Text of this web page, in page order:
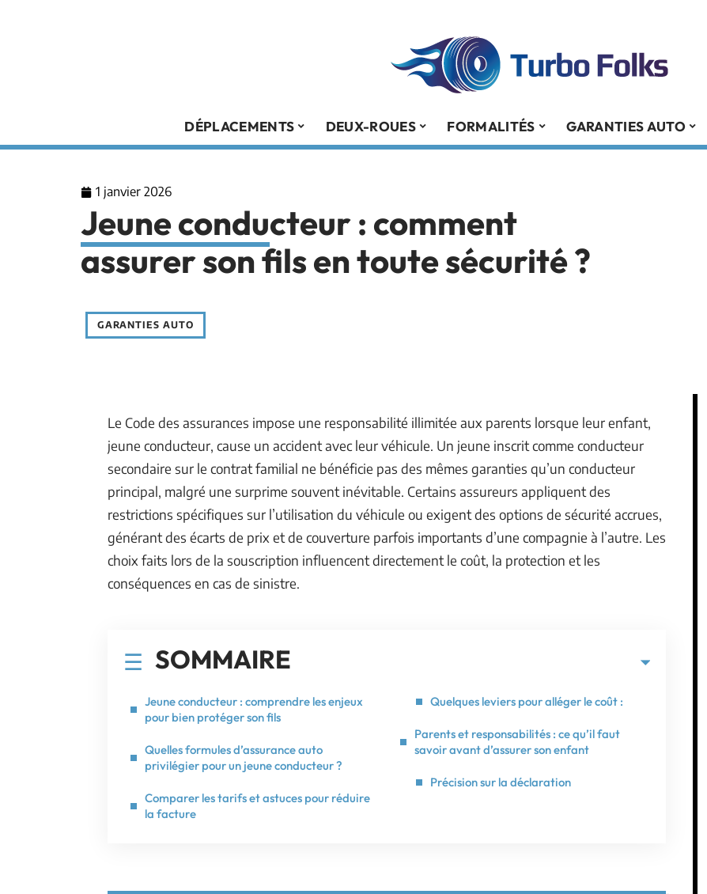
DÉPLACEMENTS DEUX-ROUES FORMALITÉS GARANTIES AUTO
1 janvier 2026
Jeune conducteur : comment
assurer son fils en toute sécurité ?
GARANTIES AUTO
Le Code des assurances impose une responsabilité illimitée aux parents lorsque leur enfant,
jeune conducteur, cause un accident avec leur véhicule. Un jeune inscrit comme conducteur
secondaire sur le contrat familial ne bénéficie pas des mêmes garanties qu’un conducteur
principal, malgré une surprime souvent inévitable. Certains assureurs appliquent des
restrictions spécifiques sur l’utilisation du véhicule ou exigent des options de sécurité accrues,
générant des écarts de prix et de couverture parfois importants d’une compagnie à l’autre. Les
choix faits lors de la souscription influencent directement le coût, la protection et les
conséquences en cas de sinistre.
SOMMAIRE
Jeune conducteur : comprendre les enjeux
pour bien protéger son fils
Quelles formules d’assurance auto
privilégier pour un jeune conducteur ?
Comparer les tarifs et astuces pour réduire
la facture
Quelques leviers pour alléger le coût :
Parents et responsabilités : ce qu’il faut
savoir avant d’assurer son enfant
Précision sur la déclaration